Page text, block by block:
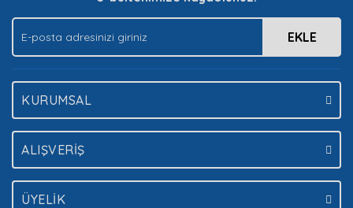
EKLE
KURUMSAL
ALIŞVERİŞ
ÜYELİK